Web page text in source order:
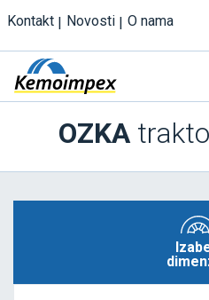
Kontakt Novosti O nama
OZKA